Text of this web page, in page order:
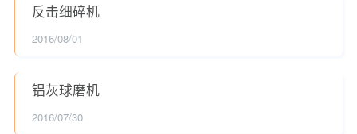
反击细碎机
2016/08/01
铝灰球磨机
2016/07/30